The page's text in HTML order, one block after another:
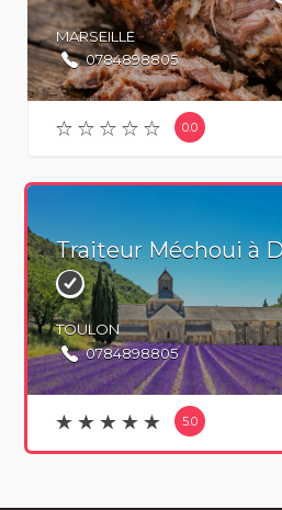
MARSEILLE
0784898805
0.0
Traiteur Méchoui à
TOULON
0784898805
5.0